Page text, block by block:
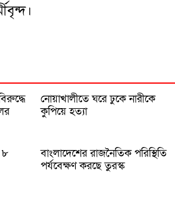
নোয়াখালীতে ঘরে ঢুকে নারীকে
কুপিয়ে হত্যা
৮
বাংলাদেশের রাজনৈতিক পরিস্থিতি
পর্যবেক্ষণ করছে তুরস্ক